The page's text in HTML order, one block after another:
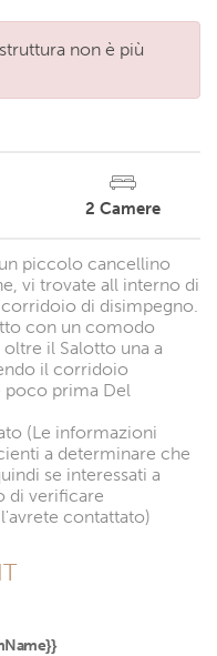
non è più
2 Camere
piccolo cancellino
vi trovate all interno di
di disimpegno.
con un comodo
il Salotto una a
il corridoio
poco prima Del
(Le informazioni
a determinare che
se interessati a
di verificare
contattato)